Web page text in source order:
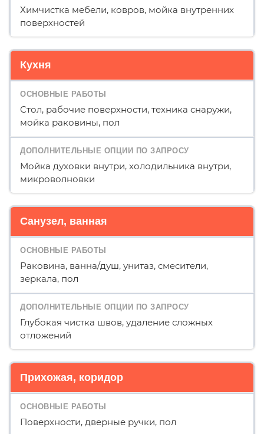
Химчистка мебели, ковров, мойка внутренних
поверхностей
Кухня
Стол, рабочие поверхности, техника снаружи,
мойка раковины, пол
Мойка духовки внутри, холодильника внутри,
микроволновки
Санузел, ванная
Раковина, ванна/душ, унитаз, смесители,
зеркала, пол
Глубокая чистка швов, удаление сложных
отложений
Прихожая, коридор
Поверхности, дверные ручки, пол